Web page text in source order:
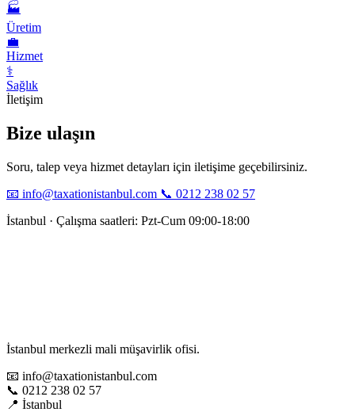
🏭
Üretim
💼
Hizmet
⚕️
Sağlık
İletişim
Bize ulaşın
Soru, talep veya hizmet detayları için iletişime geçebilirsiniz.
📧 info@taxationistanbul.com 📞 0212 238 02 57
İstanbul · Çalışma saatleri: Pzt-Cum 09:00-18:00
İstanbul merkezli mali müşavirlik ofisi.
📧 info@taxationistanbul.com
📞 0212 238 02 57
📍 İstanbul